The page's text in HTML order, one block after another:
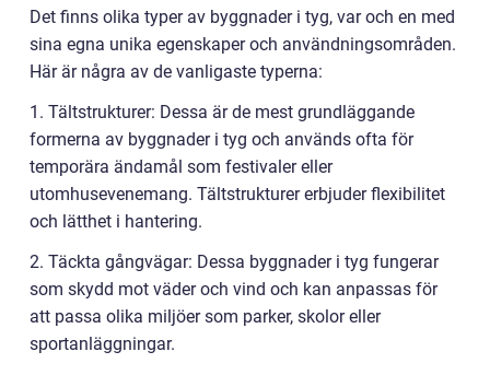
Det finns olika typer av byggnader i tyg, var och en med
sina egna unika egenskaper och användningsområden.
Här är några av de vanligaste typerna:
1. Tältstrukturer: Dessa är de mest grundläggande
formerna av byggnader i tyg och används ofta för
temporära ändamål som festivaler eller
utomhusevenemang. Tältstrukturer erbjuder flexibilitet
och lätthet i hantering.
2. Täckta gångvägar: Dessa byggnader i tyg fungerar
som skydd mot väder och vind och kan anpassas för
att passa olika miljöer som parker, skolor eller
sportanläggningar.